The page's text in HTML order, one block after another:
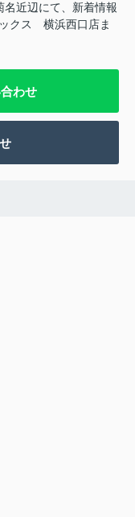
近辺にて、新着情報
クス 横浜西口店ま
わせ